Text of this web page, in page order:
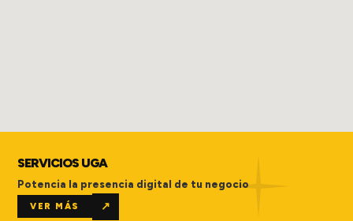
SERVICIOS UGA
Potencia la presencia digital de tu negocio
VER MÁS ↗